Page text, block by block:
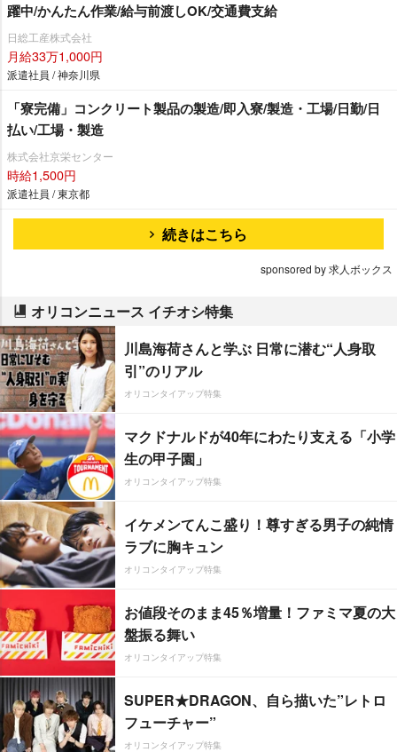
躍中/かんたん作業/給与前渡しOK/交通費支給
日総工産株式会社
月給33万1,000円
派遣社員 / 神奈川県
「寮完備」コンクリート製品の製造/即入寮/製造・工場/日勤/日
払い/工場・製造
株式会社京栄センター
時給1,500円
派遣社員 / 東京都
続きはこちら
sponsored by 求人ボックス
オリコンニュース イチオシ特集
川島海荷さんと学ぶ 日常に潜む“人身取
引”のリアル
オリコンタイアップ特集
マクドナルドが40年にわたり支える「小学
生の甲子園」
オリコンタイアップ特集
イケメンてんこ盛り！尊すぎる男子の純情
ラブに胸キュン
オリコンタイアップ特集
お値段そのまま45％増量！ファミマ夏の大
盤振る舞い
オリコンタイアップ特集
SUPER★DRAGON、自ら描いた”レトロ
フューチャー”
オリコンタイアップ特集